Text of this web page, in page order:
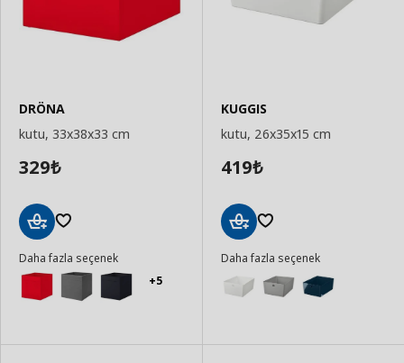
DRÖNA
kutu, 33x38x33 cm
329₺
Ekle
Daha fazla seçenek
+5
KUGGIS
kutu, 26x35x15 cm
419₺
Ekle
Daha fazla seçenek